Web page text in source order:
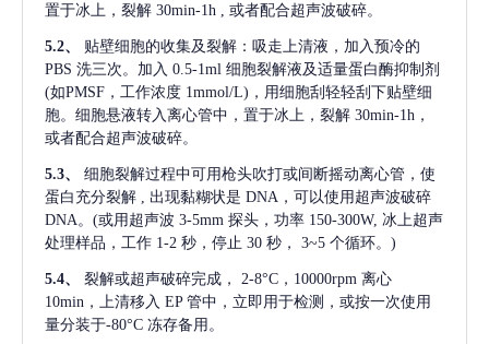
置于冰上，裂解 30min-1h , 或者配合超声波破碎。
5.2、
贴壁细胞的收集及裂解：吸走上清液，加入预冷的
PBS 洗三次。加入 0.5-1ml 细胞裂解液及适量蛋白酶抑制剂
(如PMSF，工作浓度 1mmol/L)，用细胞刮轻轻刮下贴壁细
胞。细胞悬液转入离心管中，置于冰上，裂解 30min-1h，
或者配合超声波破碎。
5.3、
细胞裂解过程中可用枪头吹打或间断摇动离心管，使
蛋白充分裂解
, 出现黏糊状是 DNA，可以使用超声波破碎
DNA。(或用超声波 3-5mm 探头，功率 150-300W, 冰上超声
处理样品，工作 1-2 秒，停止 30 秒， 3~5 个循环。)
5.4、 裂解或超声破碎完成，
2-8°C，10000rpm 离心
10min，上清移入 EP 管中，立即用于检测，或按一次使用
量分装于-80°C 冻存备用。